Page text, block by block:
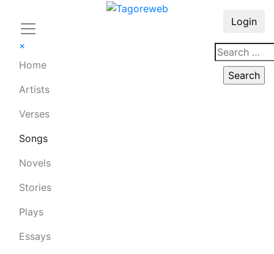
×
Home
Artists
Verses
Songs
Novels
Stories
Plays
Essays
Login